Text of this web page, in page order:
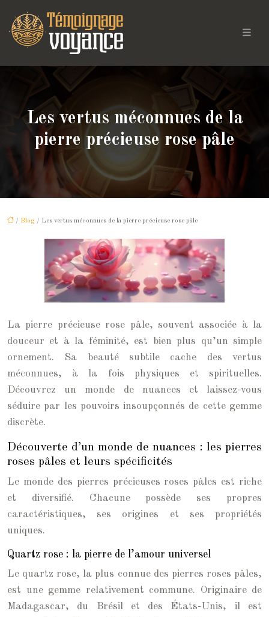
Les vertus méconnues de la
pierre précieuse rose pâle
/ Blog / Les vertus méconnues de la pierre précieuse rose pâle
La pierre précieuse rose pâle, souvent associée à la
douceur et à la féminité, est bien plus qu’un simple
ornement. Sa beauté subtile cache des vertus
méconnues, à la fois physiques et spirituelles.
Découvrez un monde de nuances et laissez-vous
séduire par les pouvoirs insoupçonnés de cette gemme
discrète.
Découverte d’un monde de nuances : les pierres
roses pâles et leurs spécificités
Le monde des pierres précieuses roses pâles est riche
et diversifié. Chacune possède ses propres
caractéristiques, ses origines et ses propriétés
uniques.
Quartz rose : la pierre de l’amour universel
Le quartz rose, la plus connue des pierres roses pâles,
est une gemme relativement commune. Originaire de
Madagascar, du Brésil et des États-Unis, il est